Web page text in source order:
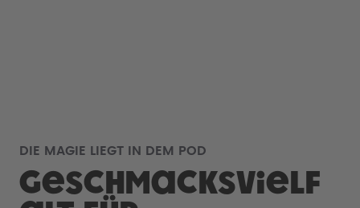
DIE MAGIE LIEGT IN DEM POD
Geschmacksvielf